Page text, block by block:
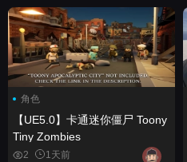
Impact, Ejections, Gun VFX,
VFX)
角色
【UE5.0】卡通迷你僵尸 Toony
Tiny Zombies
2 1天前